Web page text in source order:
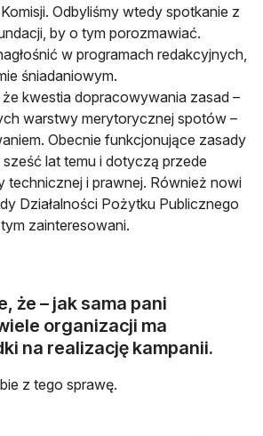
Odbyliśmy wtedy spotkanie z
by o tym porozmawiać.
w programach redakcyjnych,
śniadaniowym.
kwestia dopracowywania zasad –
warstwy merytorycznej spotów –
Obecnie funkcjonujące zasady
lat temu i dotyczą przede
technicznej i prawnej. Również nowi
Działalności Pożytku Publicznego
zainteresowani.
że – jak sama pani
organizacji ma
na realizację kampanii.
z tego sprawę.